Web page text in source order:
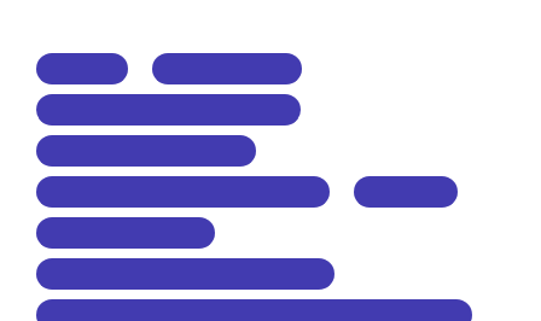
Главная
Новости / Блог
«КУБОК УРАЛА» — кастинг
НАХЛЫСТ — рыбалка
КУБОК УРАЛА — мухавязание
SOR-UFA
«Кубок Регионов»
«Кубок Мастеров» (Master Cup)
Спортивные результаты КАСТЕРОВ РОССИИ